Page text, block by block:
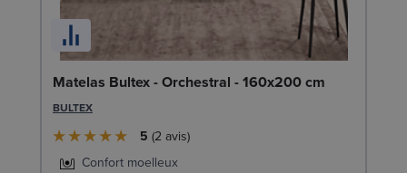
Matelas Bultex - Orchestral - 160x200 cm
BULTEX
5 2 avis
Confort moelleux